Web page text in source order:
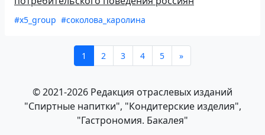
#x5_group #соколова_каролина
1 2 3 4 5 »
© 2021-2026 Редакция отраслевых изданий
"Спиртные напитки", "Кондитерские изделия",
"Гастрономия. Бакалея"